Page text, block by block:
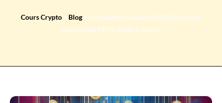
Cours Crypto» Blog» Incroyable hausse de 3000% pour les
memecoins PEPE, Floki et Bonk!